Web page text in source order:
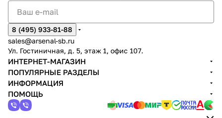
8 (495) 933-81-88
sales@arsenal-sb.ru
Ул. Гостиничная, д. 5, этаж 1, офис 107.
ИНТЕРНЕТ-МАГАЗИН
ПОПУЛЯРНЫЕ РАЗДЕЛЫ
ИНФОРМАЦИЯ
ПОМОЩЬ